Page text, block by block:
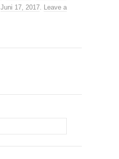
Juni 17, 2017
Leave a